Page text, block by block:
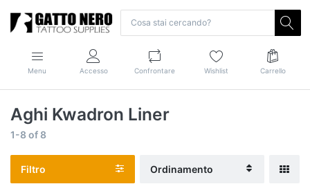
Menu Accesso Confrontare Wishlist Carrello
Aghi Kwadron Liner
1-8of 8
Filtro Ordinamento